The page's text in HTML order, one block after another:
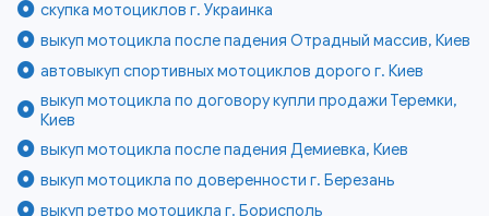
скупка мотоциклов г. Украинка
выкуп мотоцикла после падения Отрадный массив, Киев
автовыкуп спортивных мотоциклов дорого г. Киев
выкуп мотоцикла по договору купли продажи Теремки,
Киев
выкуп мотоцикла после падения Демиевка, Киев
выкуп мотоцикла по доверенности г. Березань
выкуп ретро мотоцикла г. Борисполь